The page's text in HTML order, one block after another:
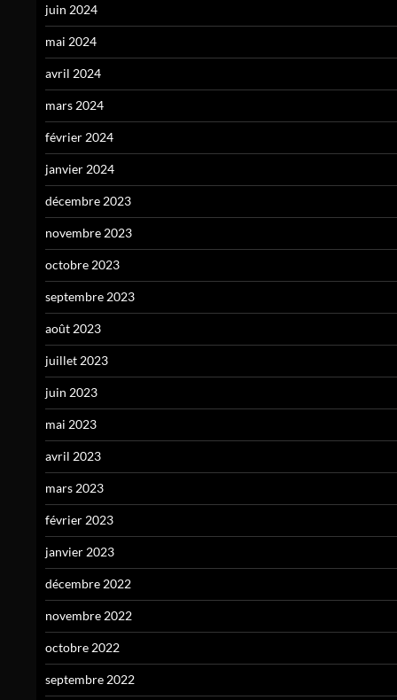
juin 2024
mai 2024
avril 2024
mars 2024
février 2024
janvier 2024
décembre 2023
novembre 2023
octobre 2023
septembre 2023
août 2023
juillet 2023
juin 2023
mai 2023
avril 2023
mars 2023
février 2023
janvier 2023
décembre 2022
novembre 2022
octobre 2022
septembre 2022